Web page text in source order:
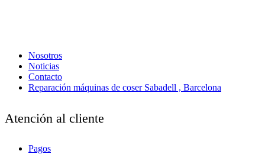
Nosotros
Noticias
Contacto
Reparación máquinas de coser Sabadell , Barcelona
Atención al cliente
Pagos